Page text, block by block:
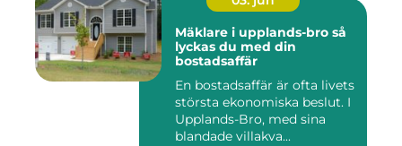
Mäklare i upplands-bro så
lyckas du med din
bostadsaffär
En bostadsaffär är ofta livets
största ekonomiska beslut. I
Upplands-Bro, med sina
blandade villakva...